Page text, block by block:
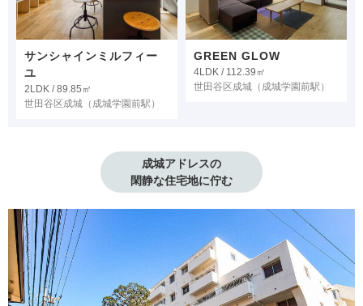
サンシャインミルフィー
ユ
2LDK / 89.85㎡
世田谷区成城 （成城学園前駅）
GREEN GLOW
4LDK / 112.39㎡
世田谷区成城 （成城学園前駅）
成城アドレスの
閑静な住宅地に佇む